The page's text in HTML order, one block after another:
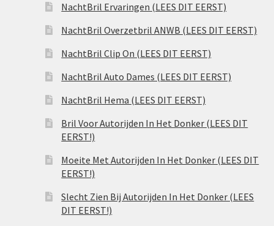
NachtBril Ervaringen (LEES DIT EERST)
NachtBril Overzetbril ANWB (LEES DIT EERST)
NachtBril Clip On (LEES DIT EERST)
NachtBril Auto Dames (LEES DIT EERST)
NachtBril Hema (LEES DIT EERST)
Bril Voor Autorijden In Het Donker (LEES DIT
EERST!)
Moeite Met Autorijden In Het Donker (LEES DIT
EERST!)
Slecht Zien Bij Autorijden In Het Donker (LEES
DIT EERST!)